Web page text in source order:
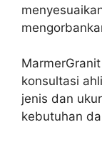
konsultasi
jenis dan
kebutuhan